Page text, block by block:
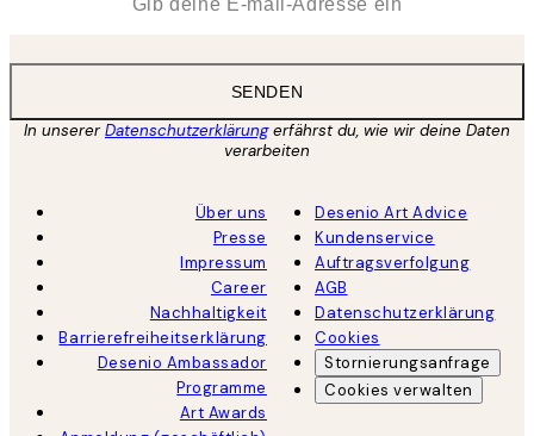
SENDEN
In unsererDatenschutzerklärungerfährst du, wie wir deine Daten
verarbeiten
Über uns
Presse
Impressum
Career
Nachhaltigkeit
Barrierefreiheitserklärung
Desenio Ambassador
Programme
Art Awards
Desenio Art Advice
Kundenservice
Auftragsverfolgung
AGB
Datenschutzerklärung
Cookies
Stornierungsanfrage
Cookies verwalten